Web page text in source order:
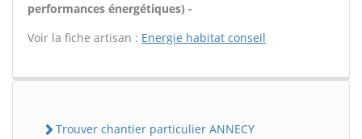
performances énergétiques) -
Voir la fiche artisan : Energie habitat conseil
Trouver chantier particulier ANNECY